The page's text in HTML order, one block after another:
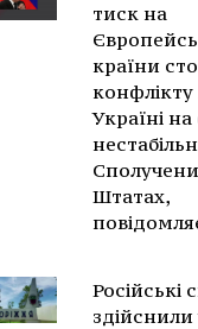
тиск на
країни
конфлікту
Україні
Штатах,
Російські